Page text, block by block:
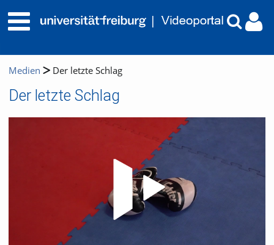
Medien Der letzte Schlag
Der letzte Schlag